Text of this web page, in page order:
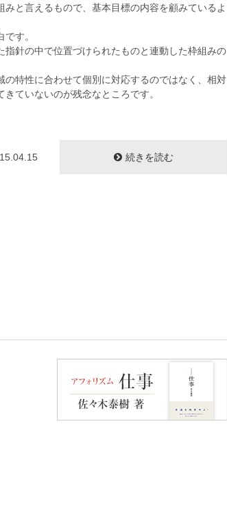
と言えるもので、基本目標の内容を顧みているよ
す。
指針の中で位置づけられたものと連動した枠組みの
特性に合わせて個別に対応するのではなく、相対
ていないのが残念なところです。
続きを読む